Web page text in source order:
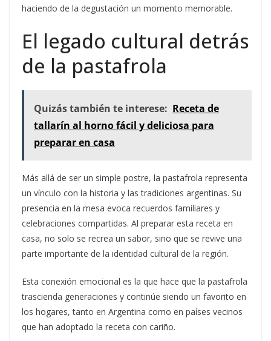
haciendo de la degustación un momento memorable.
El legado cultural detrás
de la pastafrola
Quizás también te interese: Receta de
tallarín al horno fácil y deliciosa para
preparar en casa
Más allá de ser un simple postre, la pastafrola representa
un vínculo con la historia y las tradiciones argentinas. Su
presencia en la mesa evoca recuerdos familiares y
celebraciones compartidas. Al preparar esta receta en
casa, no solo se recrea un sabor, sino que se revive una
parte importante de la identidad cultural de la región.
Esta conexión emocional es la que hace que la pastafrola
trascienda generaciones y continúe siendo un favorito en
los hogares, tanto en Argentina como en países vecinos
que han adoptado la receta con cariño.